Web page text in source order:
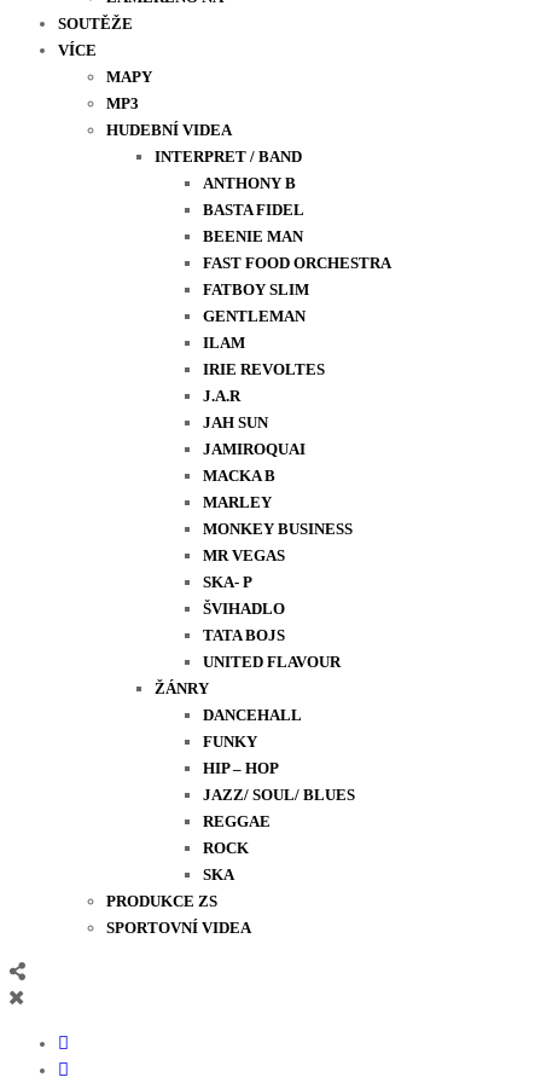
SOUTĚŽE
VÍCE
MAPY
MP3
HUDEBNÍ VIDEA
INTERPRET / BAND
ANTHONY B
BASTA FIDEL
BEENIE MAN
FAST FOOD ORCHESTRA
FATBOY SLIM
GENTLEMAN
ILAM
IRIE REVOLTES
J.A.R
JAH SUN
JAMIROQUAI
MACKA B
MARLEY
MONKEY BUSINESS
MR VEGAS
SKA- P
ŠVIHADLO
TATA BOJS
UNITED FLAVOUR
ŽÁNRY
DANCEHALL
FUNKY
HIP – HOP
JAZZ/ SOUL/ BLUES
REGGAE
ROCK
SKA
PRODUKCE ZS
SPORTOVNÍ VIDEA